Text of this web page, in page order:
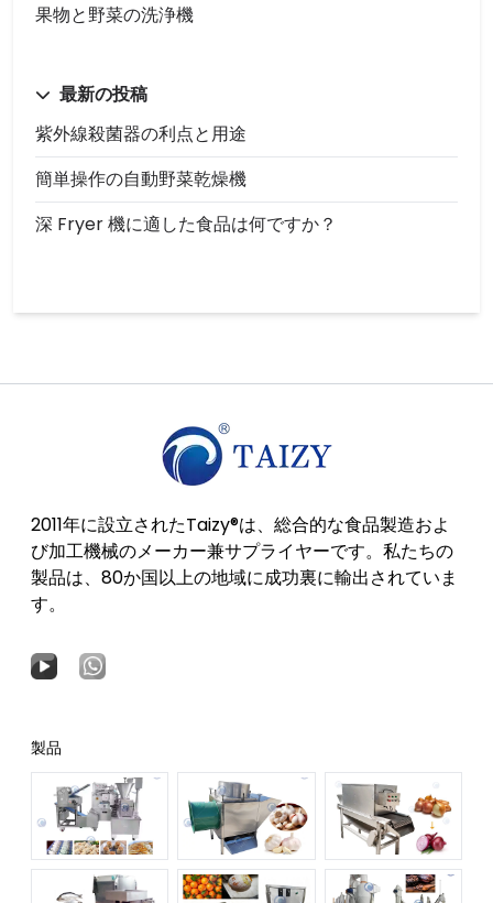
果物と野菜の洗浄機
最新の投稿
紫外線殺菌器の利点と用途
簡単操作の自動野菜乾燥機
深 Fryer 機に適した食品は何ですか？
2011年に設立されたTaizy®は、総合的な食品製造およ
び加工機械のメーカー兼サプライヤーです。私たちの
製品は、80か国以上の地域に成功裏に輸出されていま
す。
製品